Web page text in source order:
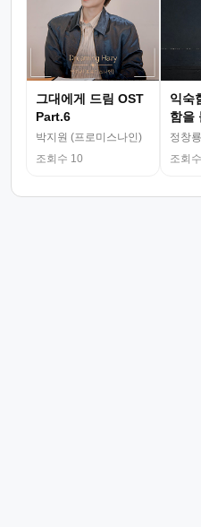
그대에게 드림 OST
Part.6
박지원 (프로미스나인)
조회수 10
익숙
함을
정창룡
조회